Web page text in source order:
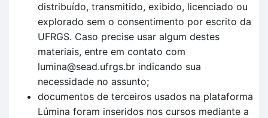
distribuído, transmitido, exibido, licenciado ou
explorado sem o consentimento por escrito da
UFRGS. Caso precise usar algum destes
materiais, entre em contato com
lumina@sead.ufrgs.br indicando sua
necessidade no assunto;
documentos de terceiros usados na plataforma
Lúmina foram inseridos nos cursos mediante a